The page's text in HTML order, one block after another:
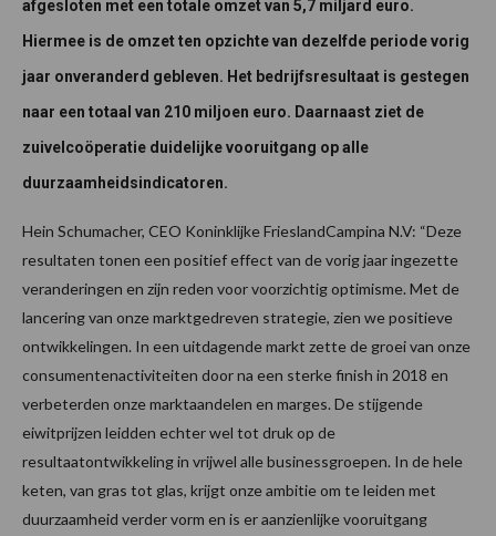
afgesloten met een totale omzet van 5,7 miljard euro.
Hiermee is de omzet ten opzichte van dezelfde periode vorig
jaar onveranderd gebleven. Het bedrijfsresultaat is gestegen
naar een totaal van 210 miljoen euro. Daarnaast ziet de
zuivelcoöperatie duidelijke vooruitgang op alle
duurzaamheidsindicatoren.
Hein Schumacher, CEO Koninklijke FrieslandCampina N.V: “Deze
resultaten tonen een positief effect van de vorig jaar ingezette
veranderingen en zijn reden voor voorzichtig optimisme. Met de
lancering van onze marktgedreven strategie, zien we positieve
ontwikkelingen. In een uitdagende markt zette de groei van onze
consumentenactiviteiten door na een sterke finish in 2018 en
verbeterden onze marktaandelen en marges. De stijgende
eiwitprijzen leidden echter wel tot druk op de
resultaatontwikkeling in vrijwel alle businessgroepen. In de hele
keten, van gras tot glas, krijgt onze ambitie om te leiden met
duurzaamheid verder vorm en is er aanzienlijke vooruitgang